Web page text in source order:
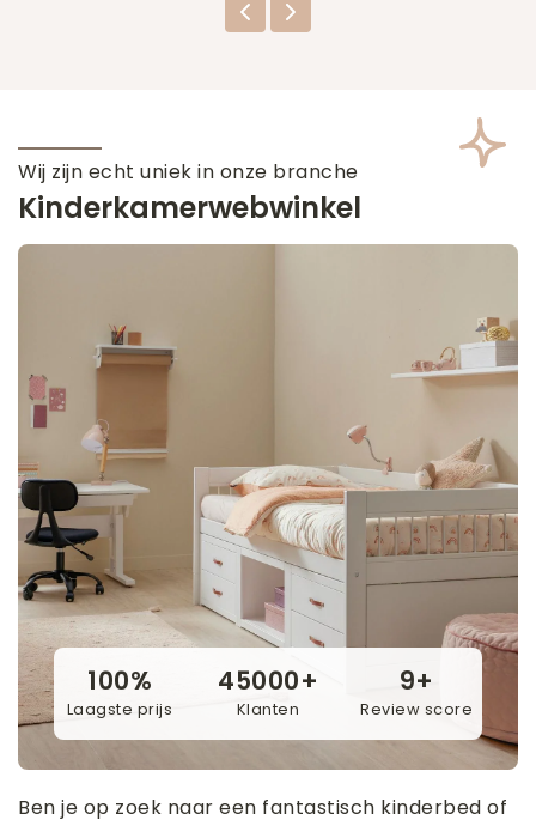
Wij zijn echt uniek in onze branche
Kinderkamerwebwinkel
100%
Laagste prijs
45000+
Klanten
9+
Review score
Ben je op zoek naar een fantastisch kinderbed of